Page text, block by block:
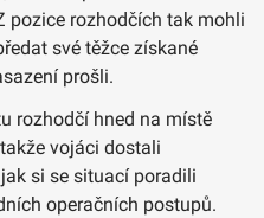
pozice rozhodčích tak mohli
své těžce získané
prošli.
rozhodčí hned na místě
vojáci dostali
si se situací poradili
operačních postupů.